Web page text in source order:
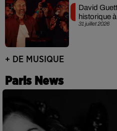
31 juillet 2026
David
historique
+ DE MUSIQUE
Paris News